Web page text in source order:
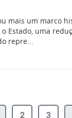
mais um marco
Estado, uma
repre...
2 3